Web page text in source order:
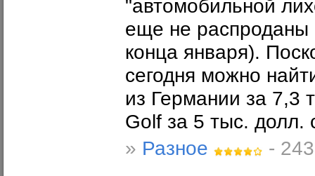
"автомобильной
еще не распроданы
конца января).
сегодня можно
из Германии за 7,3
Golf за 5 тыс. долл.
» Разное -